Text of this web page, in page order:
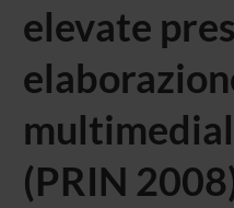
elevate
(PRIN